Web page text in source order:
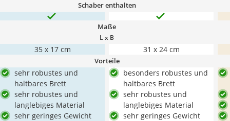
Schaber enthalten
Maße
L x B
35 x 17 cm 31 x 24 cm
Vorteile
sehr robustes und
haltbares Brett
sehr robustes und
langlebiges Material
sehr geringes Gewicht
besonders robustes und
haltbares Brett
sehr robustes und
langlebiges Material
sehr geringes Gewicht